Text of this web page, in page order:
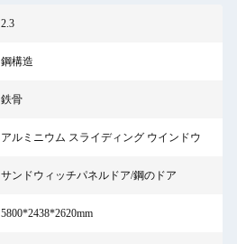
2.3
鋼構造
鉄骨
アルミニウム スライディング ウインドウ
サンドウィッチパネルドア/鋼のドア
5800*2438*2620mm